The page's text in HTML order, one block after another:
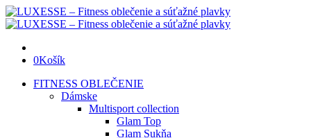
0Košík
FITNESS OBLEČENIE
Dámske
Multisport collection
Glam Top
Glam Sukňa